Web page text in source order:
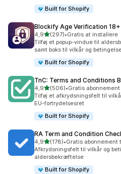
Built for Shopify
Blockify Age Verification 18+
4,9ud af 5 stjerner
(297)
297 anmeldelser i alt
•Gratis at installere
Tilføj et popup-vindue til
samt boks til vilkår og
Built for Shopify
TnC: Terms and Conditions
4,9ud af 5 stjerner
(506)
506 anmeldelser i alt
•Gratis
Tilføj et afkrydsningsfelt til
EU-fortrydelsesret
Built for Shopify
RA Term and Condition
4,9ud af 5 stjerner
(178)
178 anmeldelser i alt
•Gratis
Afkrydsningsfelt til vilkår og
aldersbekræftelse
Built for Shopify